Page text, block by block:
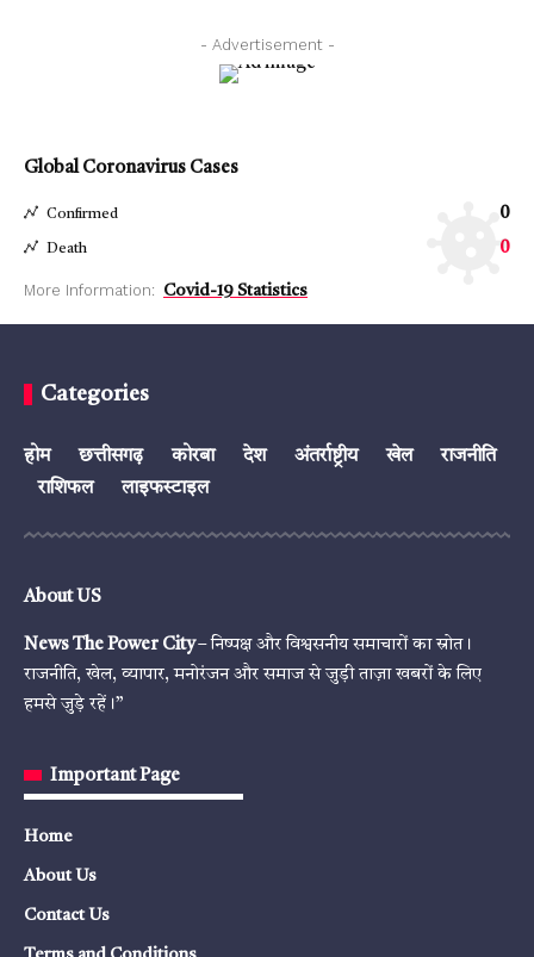
- Advertisement -
Global Coronavirus Cases
Confirmed 0
Death 0
More Information: Covid-19 Statistics
Categories
होम छत्तीसगढ़ कोरबा देश अंतर्राष्ट्रीय खेल
राजनीति
राशिफल
लाइफस्टाइल
About US
News The Power City– निष्पक्ष और विश्वसनीय समाचारों का स्रोत।
राजनीति, खेल, व्यापार, मनोरंजन और समाज से जुड़ी ताज़ा खबरों के लिए
हमसे जुड़े रहें।”
Important Page
Home
About Us
Contact Us